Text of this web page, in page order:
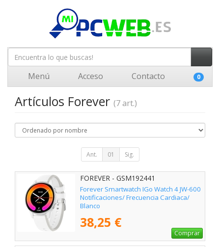
Menú Acceso Contacto 0
Artículos Forever (7 art.)
Ant. 01 Sig.
FOREVER - GSM192441
Forever Smartwatch IGo Watch 4 JW-600
Notificaciones/ Frecuencia Cardiaca/
Blanco
38,25 €
Comprar